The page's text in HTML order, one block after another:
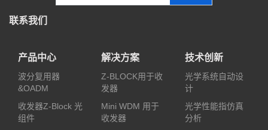
联系我们
产品中心
波分复用器
&OADM
收发器Z-Block 光
组件
解决方案
Z-BLOCK用于收
发器
Mini WDM 用于
收发器
技术创新
光学系统自动设
计
光学性能指仿真
分析